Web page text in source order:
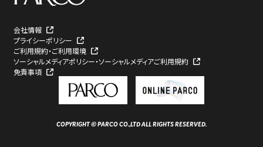
会社情報
プライシーポリシー
ご利用規約・ご利用環境
ソーシャルメディアポリシー・ソーシャルメディアご利用規約
免責事項
COPYRIGHT © PARCO CO.,LTD ALL RIGHTS RESERVED.